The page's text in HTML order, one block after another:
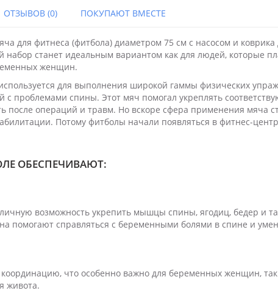
ОТЗЫВОВ (0) ПОКУПАЮТ ВМЕСТЕ
для фитнеса (фитбола) диаметром 75 см с насосом и коврика
набор станет идеальным вариантом как для людей, которые
женщин.
для выполнения широкой гаммы физических
проблемами спины. Этот мяч помогал укреплять
после операций и травм. Но вскоре сфера применения мяча
Потому фитболы начали появляться в фитнес-
ОБЕСПЕЧИВАЮТ:
возможность укрепить мышцы спины, ягодиц, бедер и
помогают справляться с беременными болями в спине и
что особенно важно для беременных женщин, так
живота.